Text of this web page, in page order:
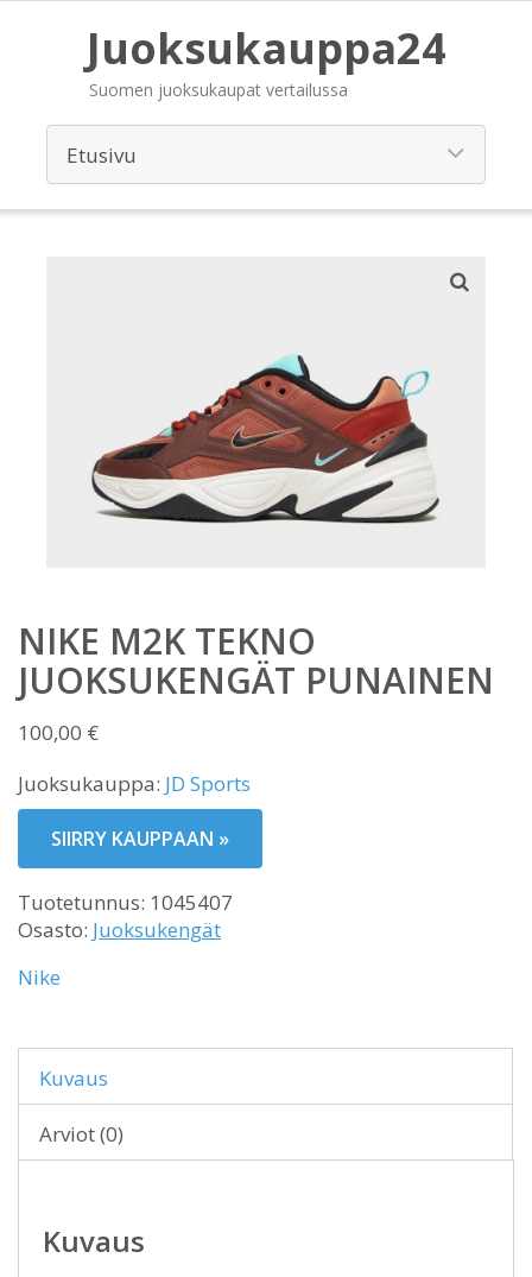
Juoksukauppa24
Suomen juoksukaupat vertailussa
NIKE M2K TEKNO
JUOKSUKENGÄT PUNAINEN
100,00 €
Juoksukauppa: JD Sports
SIIRRY KAUPPAAN »
Tuotetunnus: 1045407
Osasto: Juoksukengät
Nike
Kuvaus
Arviot (0)
Kuvaus